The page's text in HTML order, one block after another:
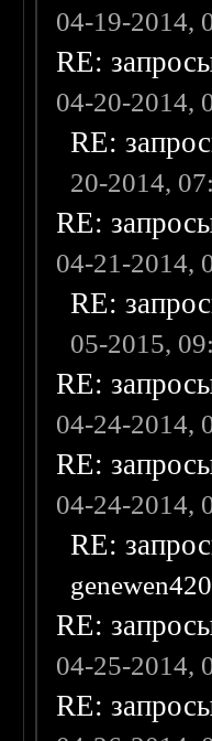
04-19-2014,
RE:
04-20-2014,
RE:
20-2014,
RE:
04-21-2014,
RE:
05-2015,
RE:
04-24-2014,
RE:
04-24-2014,
RE:
genewen420
RE:
04-25-2014,
RE: